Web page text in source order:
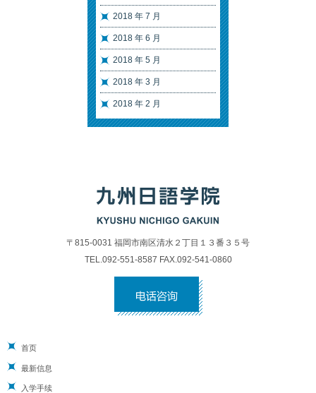
2018 年 7 月
2018 年 6 月
2018 年 5 月
2018 年 3 月
2018 年 2 月
〒815-0031 福岡市南区清水２丁目１３番３５号
TEL.092-551-8587 FAX.092-541-0860
首页
最新信息
入学手续